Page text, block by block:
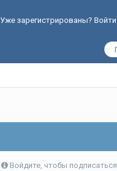
Уже зарегистрированы? Войти
Войдите, чтобы подписаться